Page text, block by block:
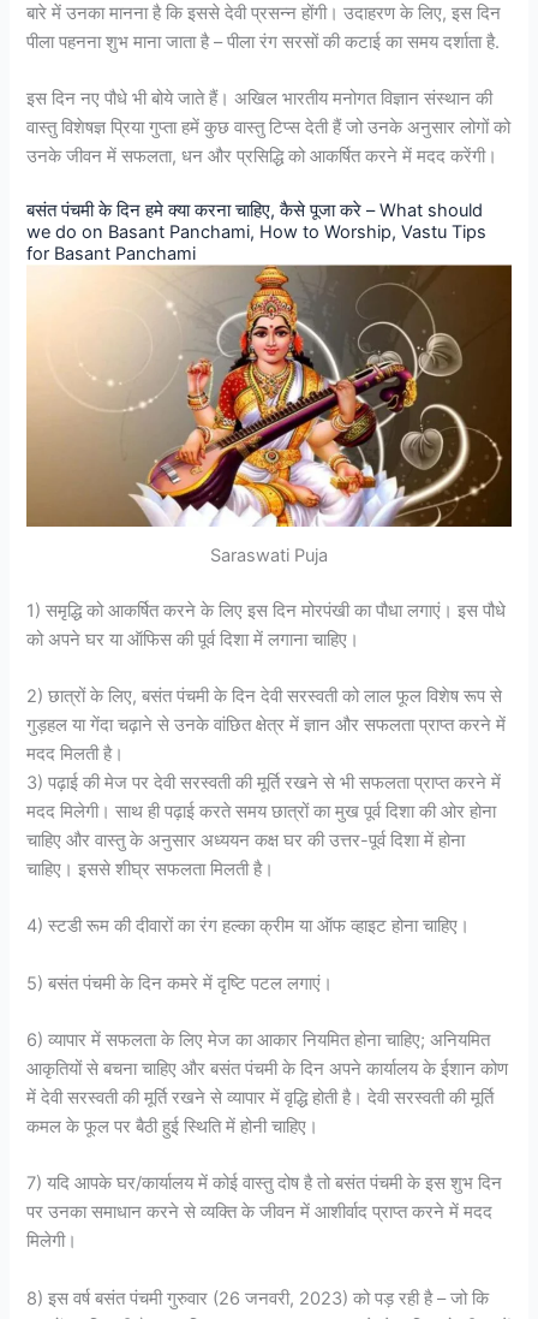
बारे में उनका मानना ​​है कि इससे देवी प्रसन्न होंगी। उदाहरण के लिए, इस दिन
पीला पहनना शुभ माना जाता है – पीला रंग सरसों की कटाई का समय दर्शाता है.
इस दिन नए पौधे भी बोये जाते हैं। अखिल भारतीय मनोगत विज्ञान संस्थान की
वास्तु विशेषज्ञ प्रिया गुप्ता हमें कुछ वास्तु टिप्स देती हैं जो उनके अनुसार लोगों को
उनके जीवन में सफलता, धन और प्रसिद्धि को आकर्षित करने में मदद करेंगी।
बसंत पंचमी के दिन हमे क्या करना चाहिए, कैसे पूजा करे – What should
we do on Basant Panchami, How to Worship, Vastu Tips
for Basant Panchami
Saraswati Puja
1) समृद्धि को आकर्षित करने के लिए इस दिन मोरपंखी का पौधा लगाएं। इस पौधे
को अपने घर या ऑफिस की पूर्व दिशा में लगाना चाहिए।
2) छात्रों के लिए, बसंत पंचमी के दिन देवी सरस्वती को लाल फूल विशेष रूप से
गुड़हल या गेंदा चढ़ाने से उनके वांछित क्षेत्र में ज्ञान और सफलता प्राप्त करने में
मदद मिलती है।
3) पढ़ाई की मेज पर देवी सरस्वती की मूर्ति रखने से भी सफलता प्राप्त करने में
मदद मिलेगी। साथ ही पढ़ाई करते समय छात्रों का मुख पूर्व दिशा की ओर होना
चाहिए और वास्तु के अनुसार अध्ययन कक्ष घर की उत्तर-पूर्व दिशा में होना
चाहिए। इससे शीघ्र सफलता मिलती है।
4) स्टडी रूम की दीवारों का रंग हल्का क्रीम या ऑफ व्हाइट होना चाहिए।
5) बसंत पंचमी के दिन कमरे में दृष्टि पटल लगाएं।
6) व्यापार में सफलता के लिए मेज का आकार नियमित होना चाहिए; अनियमित
आकृतियों से बचना चाहिए और बसंत पंचमी के दिन अपने कार्यालय के ईशान कोण
में देवी सरस्वती की मूर्ति रखने से व्यापार में वृद्धि होती है। देवी सरस्वती की मूर्ति
कमल के फूल पर बैठी हुई स्थिति में होनी चाहिए।
7) यदि आपके घर/कार्यालय में कोई वास्तु दोष है तो बसंत पंचमी के इस शुभ दिन
पर उनका समाधान करने से व्यक्ति के जीवन में आशीर्वाद प्राप्त करने में मदद
मिलेगी।
8) इस वर्ष बसंत पंचमी गुरुवार (26 जनवरी, 2023) को पड़ रही है – जो कि